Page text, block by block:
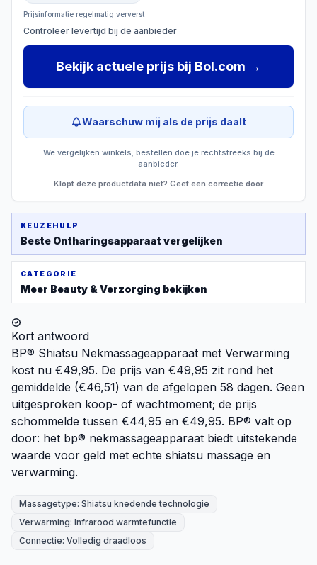
Prijsinformatie regelmatig ververst
Controleer levertijd bij de aanbieder
Bekijk actuele prijs bij Bol.com →
Waarschuw mij als de prijs daalt
We vergelijken winkels; bestellen doe je rechtstreeks bij de
aanbieder.
Klopt deze productdata niet? Geef een correctie door
KEUZEHULP
Beste Ontharingsapparaat vergelijken
CATEGORIE
Meer Beauty & Verzorging bekijken
Kort antwoord
BP® Shiatsu Nekmassageapparaat met Verwarming
kost nu €49,95. De prijs van €49,95 zit rond het
gemiddelde (€46,51) van de afgelopen 58 dagen. Geen
uitgesproken koop- of wachtmoment; de prijs
schommelde tussen €44,95 en €49,95. BP® valt op
door: het bp® nekmassageapparaat biedt uitstekende
waarde voor geld met echte shiatsu massage en
verwarming.
Massagetype: Shiatsu knedende technologie
Verwarming: Infrarood warmtefunctie
Connectie: Volledig draadloos